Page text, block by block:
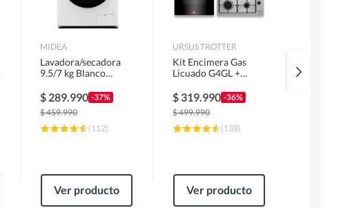
MIDEA
Lavadora/secadora
9.5/7 kg Blanco
$ 289.990 -37%
$459.990
(112)
Ver producto
URSUS TROTTER
Kit Encimera Gas
Licuado G4GL +
1 Motor FF60IN +
Horno EPC4NIG
$ 319.990 -36%
$499.990
(138)
Ver producto